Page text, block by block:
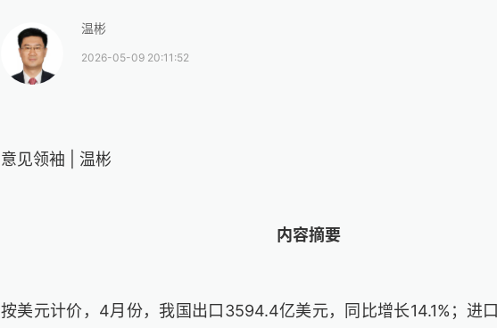
温彬
2026-05-09 20:11:52
意见领袖 | 温彬
内容摘要
按美元计价，4月份，我国出口3594.4亿美元，同比增长14.1%；进